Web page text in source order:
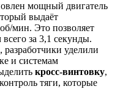
мощный двигатель
выдаёт
мин. Это позволяет
за 3,1 секунды.
уделили
и системам
кросс-винтовку,
тяги, которые